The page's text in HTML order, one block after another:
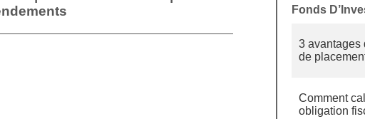
Fonds
3 avantages
de
Comment
obligation